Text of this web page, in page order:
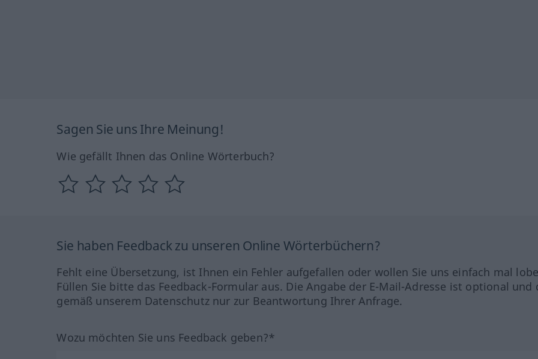
Sagen Sie uns Ihre Meinung!
Wie gefällt Ihnen das Online Wörterbuch?
Sie haben Feedback zu unseren Online Wörterbüchern?
Fehlt eine Übersetzung, ist Ihnen ein Fehler aufgefallen oder wollen Sie uns einfach mal
Füllen Sie bitte das Feedback-Formular aus. Die Angabe der E-Mail-Adresse ist optional und
gemäß unserem Datenschutz nur zur Beantwortung Ihrer Anfrage.
Wozu möchten Sie uns Feedback geben?*